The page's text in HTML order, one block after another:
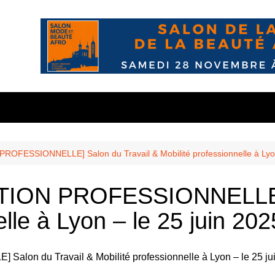
Balmont
La Doua
Salon du Travail & Mobilité professionnelle à
à Lyon – le 25 juin